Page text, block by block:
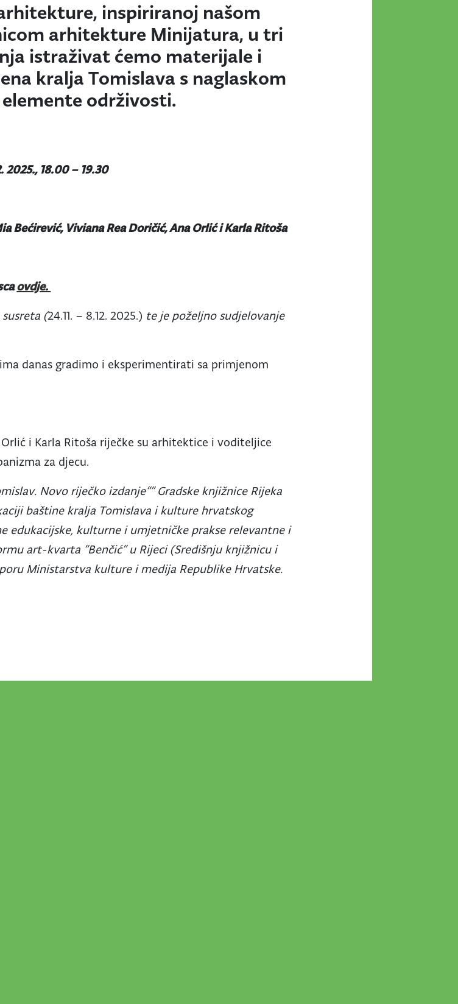
inspiriranoj našom
arhitekture Minijatura, u tri
istraživat ćemo materijale i
kralja Tomislava s naglaskom
održivosti.
2025., 18.00 – 19.30
Bećirević, Viviana Rea Doričić, Ana Orlić i Karla Ritoša
ovdje.
(24.11. – 8.12. 2025.) te je poželjno sudjelovanje
danas gradimo i eksperimentirati sa primjenom
i Karla Ritoša riječke su arhitektice i voditeljice
za djecu.
Novo riječko izdanje“” Gradske knjižnice Rijeka
baštine kralja Tomislava i kulture hrvatskog
edukacijske, kulturne i umjetničke prakse relevantne i
art-kvarta “Benčić” u Rijeci (Središnju knjižnicu i
Ministarstva kulture i medija Republike Hrvatske.